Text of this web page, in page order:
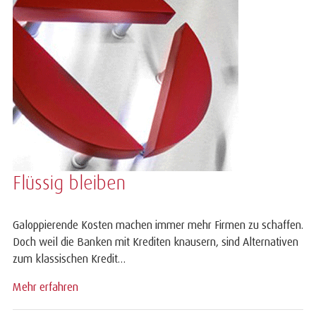
Flüssig bleiben
Galoppierende Kosten machen immer mehr Firmen zu schaffen.
Doch weil die Banken mit Krediten knausern, sind Alternativen
zum klassischen Kredit…
Mehr erfahren